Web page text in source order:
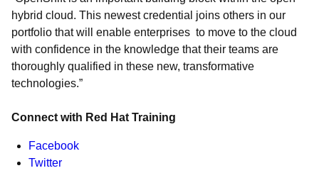
hybrid cloud. This newest credential joins others in our
portfolio that will enable enterprises to move to the cloud
with confidence in the knowledge that their teams are
thoroughly qualified in these new, transformative
technologies.”
Connect with Red Hat Training
Facebook
Twitter